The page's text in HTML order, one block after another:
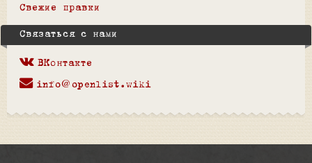
Свежие правки
Связаться с нами
ВКонтакте
info@openlist.wiki